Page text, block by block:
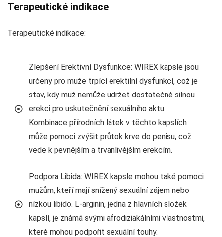
Terapeutické indikace
Terapeutické indikace:
Zlepšení Erektivní Dysfunkce: WIREX kapsle jsou
určeny pro muže trpící erektilní dysfunkcí, což je
stav, kdy muž nemůže udržet dostatečně silnou
erekci pro uskutečnění sexuálního aktu.
Kombinace přírodních látek v těchto kapslích
může pomoci zvýšit průtok krve do penisu, což
vede k pevnějším a trvanlivějším erekcím.
Podpora Libida: WIREX kapsle mohou také pomoci
mužům, kteří mají snížený sexuální zájem nebo
nízkou libido. L-arginin, jedna z hlavních složek
kapslí, je známá svými afrodiziakálními vlastnostmi,
které mohou podpořit sexuální touhy.